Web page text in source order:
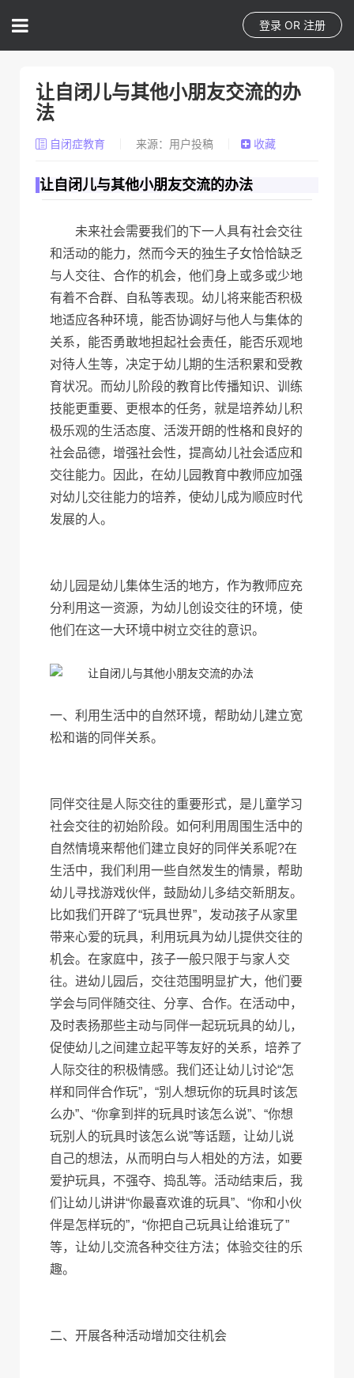
登录 OR 注册
让自闭儿与其他小朋友交流的办
法
自闭症教育 来源：用户投稿 收藏
让自闭儿与其他小朋友交流的办法
未来社会需要我们的下一人具有社会交往
和活动的能力，然而今天的独生子女恰恰缺乏
与人交往、合作的机会，他们身上或多或少地
有着不合群、自私等表现。幼儿将来能否积极
地适应各种环境，能否协调好与他人与集体的
关系，能否勇敢地担起社会责任，能否乐观地
对待人生等，决定于幼儿期的生活积累和受教
育状况。而幼儿阶段的教育比传播知识、训练
技能更重要、更根本的任务，就是培养幼儿积
极乐观的生活态度、活泼开朗的性格和良好的
社会品德，增强社会性，提高幼儿社会适应和
交往能力。因此，在幼儿园教育中教师应加强
对幼儿交往能力的培养，使幼儿成为顺应时代
发展的人。
幼儿园是幼儿集体生活的地方，作为教师应充
分利用这一资源，为幼儿创设交往的环境，使
他们在这一大环境中树立交往的意识。
一、利用生活中的自然环境，帮助幼儿建立宽
松和谐的同伴关系。
同伴交往是人际交往的重要形式，是儿童学习
社会交往的初始阶段。如何利用周围生活中的
自然情境来帮他们建立良好的同伴关系呢?在
生活中，我们利用一些自然发生的情景，帮助
幼儿寻找游戏伙伴，鼓励幼儿多结交新朋友。
比如我们开辟了“玩具世界”，发动孩子从家里
带来心爱的玩具，利用玩具为幼儿提供交往的
机会。在家庭中，孩子一般只限于与家人交
往。进幼儿园后，交往范围明显扩大，他们要
学会与同伴随交往、分享、合作。在活动中，
及时表扬那些主动与同伴一起玩玩具的幼儿，
促使幼儿之间建立起平等友好的关系，培养了
人际交往的积极情感。我们还让幼儿讨论“怎
样和同伴合作玩”，“别人想玩你的玩具时该怎
么办”、“你拿到拌的玩具时该怎么说”、“你想
玩别人的玩具时该怎么说”等话题，让幼儿说
自己的想法，从而明白与人相处的方法，如要
爱护玩具，不强夺、捣乱等。活动结束后，我
们让幼儿讲讲“你最喜欢谁的玩具”、“你和小伙
伴是怎样玩的”，“你把自己玩具让给谁玩了”
等，让幼儿交流各种交往方法；体验交往的乐
趣。
二、开展各种活动增加交往机会